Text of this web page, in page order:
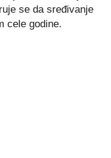
se da sređivanje
cele godine.